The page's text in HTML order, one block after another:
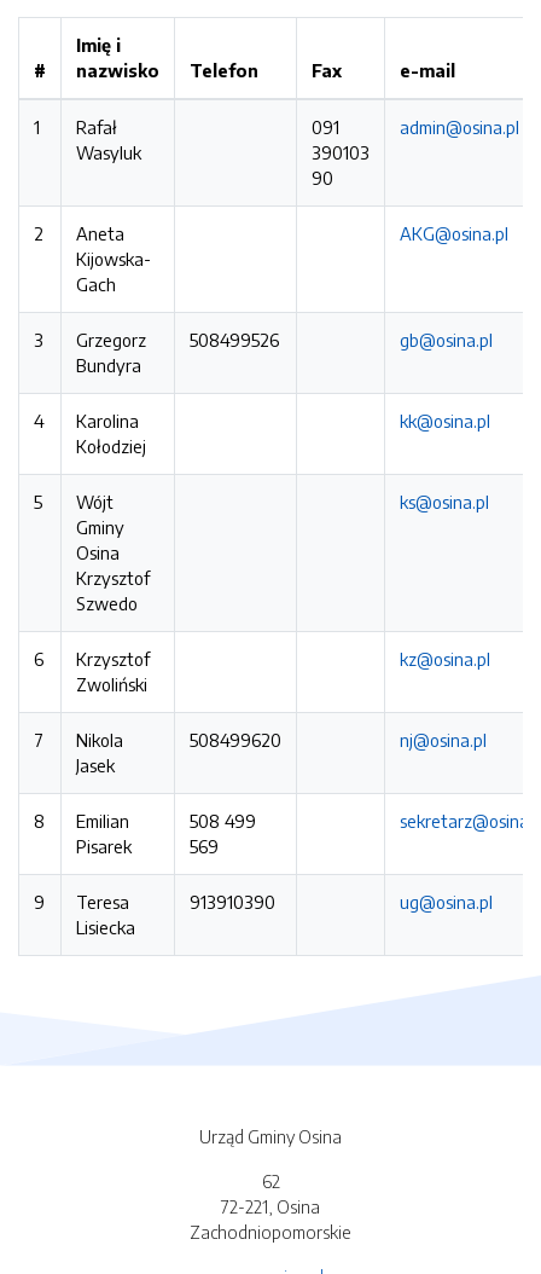
#
Imię i
nazwisko
Telefon Fax e-mail
1
Rafał
Wasyluk
091
390103
90
admin@osina.pl
2
Aneta
Kijowska-
Gach
AKG@osina.pl
3
Grzegorz
Bundyra
508499526 gb@osina.pl
4
Karolina
Kołodziej
kk@osina.pl
5
Wójt
Gminy
Osina
Krzysztof
Szwedo
ks@osina.pl
6
Krzysztof
Zwoliński
kz@osina.pl
7
Nikola
Jasek
508499620 nj@osina.pl
8
Emilian
Pisarek
508 499
569
9
Teresa
Lisiecka
913910390 ug@osina.pl
Urząd Gminy Osina
62
72-221, Osina
Zachodniopomorskie